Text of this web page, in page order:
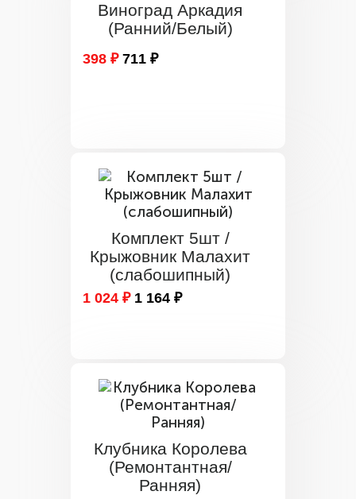
Виноград Аркадия
(Ранний/Белый)
398 ₽ 711 ₽
Комплект 5шт /
Крыжовник Малахит
(слабошипный)
1 024 ₽ 1 164 ₽
Клубника Королева
(Ремонтантная/
Ранняя)